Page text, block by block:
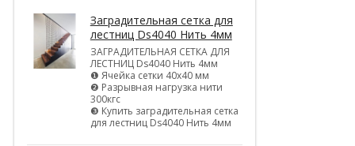
Заградительная сетка для
лестниц Ds4040 Нить 4мм
ЗАГРАДИТЕЛЬНАЯ СЕТКА ДЛЯ
ЛЕСТНИЦ Ds4040 Нить 4мм
❶ Ячейка сетки 40х40 мм
❷ Разрывная нагрузка нити
300кгс
❸ Купить заградительная сетка
для лестниц Ds4040 Нить 4мм